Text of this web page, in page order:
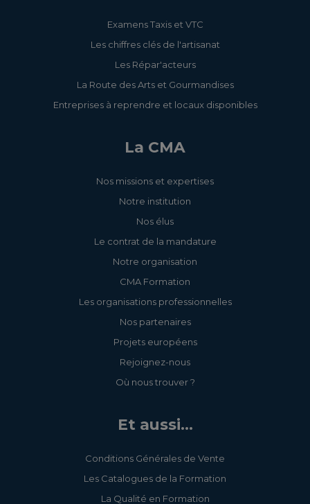
Examens Taxis et VTC
Les chiffres clés de l'artisanat
Les Répar'acteurs
La Route des Arts et Gourmandises
Entreprises à reprendre et locaux disponibles
La CMA
Nos missions et expertises
Notre institution
Nos élus
Le contrat de la mandature
Notre organisation
CMA Formation
Les organisations professionnelles
Nos partenaires
Projets européens
Rejoignez-nous
Où nous trouver ?
Et aussi...
Conditions Générales de Vente
Les Catalogues de la Formation
La Qualité en Formation